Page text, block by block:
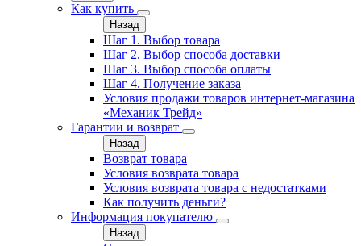
Как купить
Назад
Шаг 1. Выбор товара
Шаг 2. Выбор способа доставки
Шаг 3. Выбор способа оплаты
Шаг 4. Получение заказа
Условия продажи товаров интернет-магазина
«Механик Трейд»
Гарантии и возврат
Назад
Возврат товара
Условия возврата товара
Условия возврата товара с недостатками
Как получить деньги?
Информация покупателю
Назад